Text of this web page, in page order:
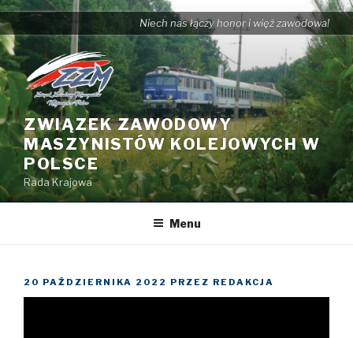
Przejdź
do
treści
Niech nas łączy honor i więź zawodowa!
ZWIĄZEK ZAWODOWY
MASZYNISTÓW KOLEJOWYCH W
POLSCE
Rada Krajowa
Menu
OPUBLIKOWANE
W
20 PAŹDZIERNIKA 2022 PRZEZ REDAKCJA